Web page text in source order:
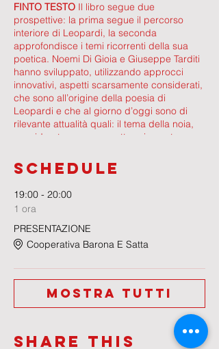
FINTO TESTO Il libro segue due
prospettive: la prima segue il percorso
interiore di Leopardi, la seconda
approfondisce i temi ricorrenti della sua
poetica. Noemi Di Gioia e Giuseppe Tarditi
hanno sviluppato, utilizzando approcci
innovativi, aspetti scarsamente considerati,
che sono all’origine della poesia di
Leopardi e che al giorno d’oggi sono di
rilevante attualità quali: il tema della noia,
considerata non come atteggiamento
d’animo; la contraddizione tra la ricerca
dell’assoluto e l’essere segmento della
società; la conflittualità tra la gioia di vivere,
istintiva in Leopardi, e la ragione limitante e
soffocante; lo sforzo di opporsi
all’incessante trascorrere del tempo
attraverso il ricorso alla ciclicità della vita; il
rapporto con la madre che si riflette sulla
natura, vista come madre e matrigna.
Gli autori, che saranno intervistati da
Massimo Milone, risponderanno alle
domande che il pubblico porrà.
Schedule
19:00 - 20:00
1 ora
PRESENTAZIONE
Cooperativa Barona E Satta
Mostra tutti
Share This